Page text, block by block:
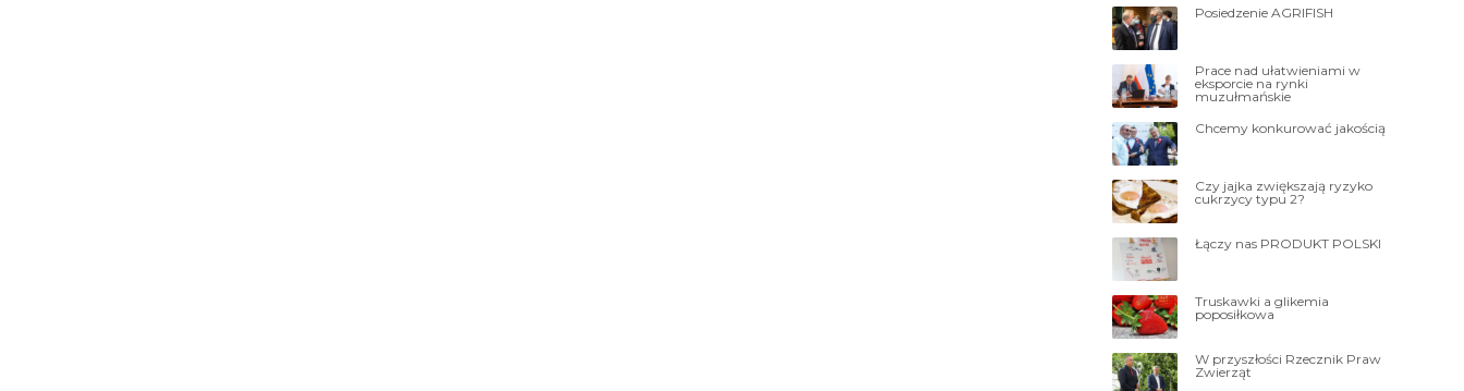
Posiedzenie AGRIFISH
Prace nad ułatwieniami w
eksporcie na rynki
muzułmańskie
Chcemy konkurować jakością
Czy jajka zwiększają ryzyko
cukrzycy typu 2?
Łączy nas PRODUKT POLSKI
Truskawki a glikemia
poposiłkowa
W przyszłości Rzecznik Praw
Zwierząt